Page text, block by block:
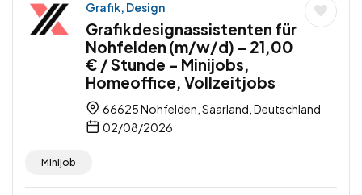
Grafik, Design
Grafikdesignassistenten für
Nohfelden (m/w/d) – 21,00
€ / Stunde – Minijobs,
Homeoffice, Vollzeitjobs
66625 Nohfelden, Saarland, Deutschland
02/08/2026
Minijob